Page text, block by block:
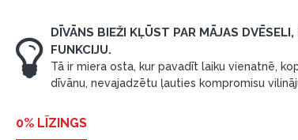
DĪVĀNS BIEŽI KĻŪST PAR MĀJAS
FUNKCIJU.
Tā ir miera osta, kur pavadīt laiku vienatnē,
dīvānu, nevajadzētu ļauties kompromisu
0% LĪZINGS